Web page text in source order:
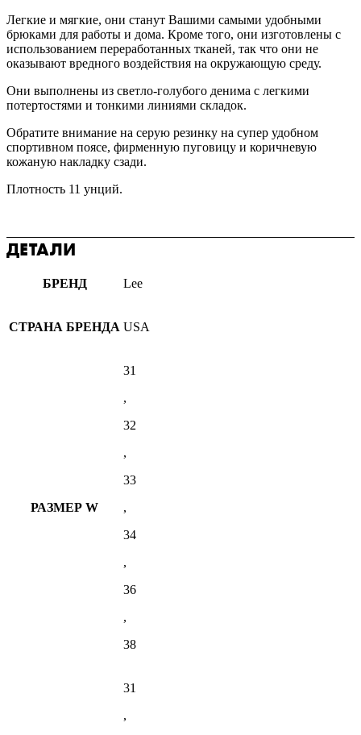
Легкие и мягкие, они станут Вашими самыми удобными
брюками для работы и дома. Кроме того, они изготовлены с
использованием переработанных тканей, так что они не
оказывают вредного воздействия на окружающую среду.
Они выполнены из светло-голубого денима с легкими
потертостями и тонкими линиями складок.
Обратите внимание на серую резинку на супер удобном
спортивном поясе, фирменную пуговицу и коричневую
кожаную накладку сзади.
Плотность 11 унций.
ДЕТАЛИ
БРЕНД Lee
СТРАНА БРЕНДА USA
РАЗМЕР W
31
,
32
,
33
,
34
,
36
,
38
31
,